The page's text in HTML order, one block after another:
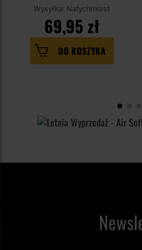
Wysyłka: Natychmiast
69,95 zł
DO KOSZYKA